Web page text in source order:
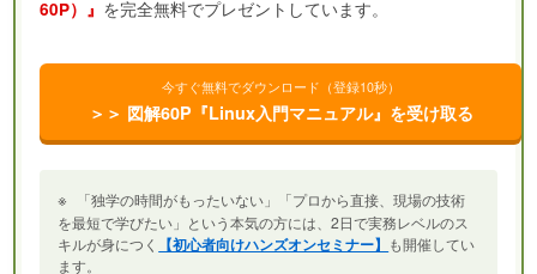
60P）』 を完全無料でプレゼントしています。
今すぐ無料でダウンロード（登録10秒）
＞＞ 図解60P『Linux入門マニュアル』を受け取る
※
「独学の時間がもったいない」「プロから直接、現場の技術
を最短で学びたい」という本気の方には、2日で実務レベルのス
キルが身につく
【初心者向けハンズオンセミナー】 も開催してい
ます。